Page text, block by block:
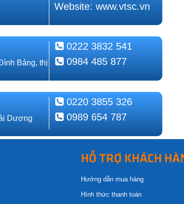
Website: www.vtsc.vn
Bảng, thị
0222 3832 541
0984 485 877
Dương
0220 3855 326
0989 654 787
HỖ TRỢ KHÁCH
Hướng dẫn mua hàng
Hình thức thanh toán